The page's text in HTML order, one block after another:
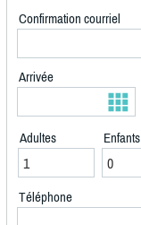
Confirmation courriel
Arrivée
Adultes Enfants
Téléphone